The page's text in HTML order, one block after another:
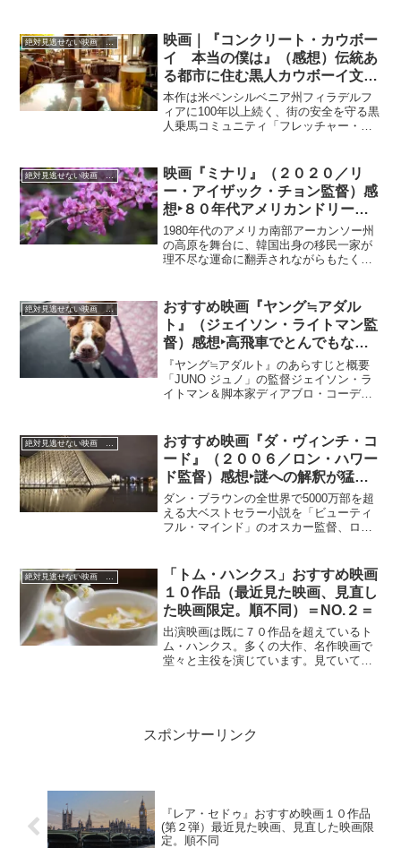
益々芸域を広げる事になります。短気で
怒りっぽい、そんな性格がゴシップ記事
から伝えられることもありますが、聖職
者の役も大変無難にこなしていました…
多彩なキャラクターを演じ、決して彼ら
しさを失わないのもことも大きな魅力で
はないかと思います。最近見た映画限定
で10作品をご紹介します。是非参考にし
絶対見逃せない映画 おすすめ
映画｜『コンクリート・カウボー
イ 本当の僕は』（感想）伝統あ
る都市に住む黒人カウボーイ文化
を描く！
本作は米ペンシルベニア州フィラデルフ
ィアに100年以上続く、街の安全を守る黒
人乗馬コミュニティ「フレッチャー・ス
説『Ghetto Cowboy』を原作としている
映画。
絶対見逃せない映画 おすすめ
映画『ミナリ』（２０２０／リ
ー・アイザック・チョン監督）感
想‣８０年代アメリカンドリーム
を夢見る韓国系移民一家の逞しい
姿を描く！
1980年代のアメリカ南部アーカンソー州
の高原を舞台に、韓国出身の移民一家が
理不尽な運命に翻弄されながらもたくま
絶対見逃せない映画 おすすめ
おすすめ映画『ヤング≒アダル
ト』（ジェイソン・ライトマン監
督）感想‣高飛車でとんでもない
勘違い女の行動に、ひと時も目が
離せません…
『ヤング≒アダルト』のあらすじと概要
「JUNO ジュノ」の監督ジェイソン・ラ
イトマン＆脚本家ディアブロ・コーディ
組んだコメディドラマ。児童小説家のメ
イビスは、夫と離婚後...
おすすめ映画『ダ・ヴィンチ・コ
ード』（２００６／ロン・ハワー
ド監督）感想‣謎への解釈が猛烈
なテンポですすむサスペンス！迷
子に御用心！
ダン・ブラウンの全世界で5000万部を超
える大ベストセラー小説を「ビューティ
フル・マインド」のオスカー監督、ロ
絶対見逃せない映画 おすすめ
「トム・ハンクス」おすすめ映画
１０作品（最近見た映画、見直し
た映画限定。順不同）＝NO.２＝
出演映画は既に７０作品を超えているト
ム・ハンクス。多くの大作、名作映画で
堂々と主役を演じています。見ていても
演技がかなり好みです。皆さんの好きな
映画はありますか？ 是非、参考にして
スポンサーリンク
『レア・セドゥ』おすすめ映画１０作品
(第２弾）最近見た映画、見直した映画限
定。順不同